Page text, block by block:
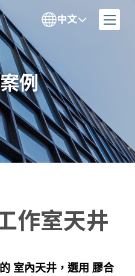
中文
例
作室天井
室內天井，選用 膠合